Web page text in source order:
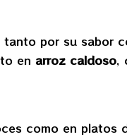
por su sabor
en arroz caldoso,
como en platos